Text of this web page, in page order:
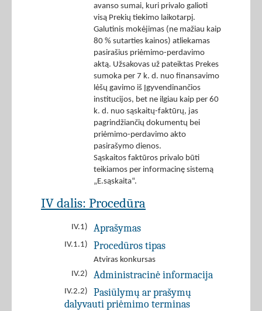
avanso sumai, kuri privalo galioti
visą Prekių tiekimo laikotarpį.
Galutinis mokėjimas (ne mažiau kaip
80 % sutarties kainos) atliekamas
pasirašius priėmimo-perdavimo
aktą. Užsakovas už pateiktas Prekes
sumoka per 7 k. d. nuo finansavimo
lėšų gavimo iš Įgyvendinančios
institucijos, bet ne ilgiau kaip per 60
k. d. nuo sąskaitų-faktūrų, jas
pagrindžiančių dokumentų bei
priėmimo-perdavimo akto
pasirašymo dienos.
Sąskaitos faktūros privalo būti
teikiamos per informacinę sistemą
„E.sąskaita“.
IV dalis: Procedūra
IV.1) Aprašymas
IV.1.1) Procedūros tipas
Atviras konkursas
IV.2)
Administracinė informacija
IV.2.2)
Pasiūlymų ar prašymų
dalyvauti priėmimo terminas